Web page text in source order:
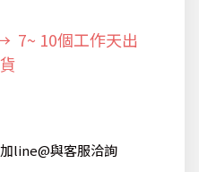
7~ 10個工作天出
貨
加line@與客服洽詢